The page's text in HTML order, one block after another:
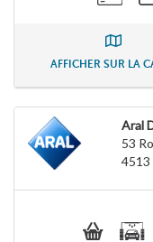
AFFICHER SUR LA
Aral
53
4513